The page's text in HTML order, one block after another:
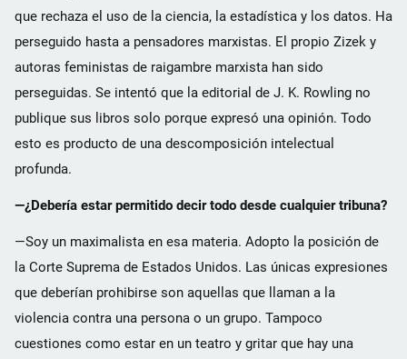
que rechaza el uso de la ciencia, la estadística y los datos. Ha
perseguido hasta a pensadores marxistas. El propio Zizek y
autoras feministas de raigambre marxista han sido
perseguidas. Se intentó que la editorial de J. K. Rowling no
publique sus libros solo porque expresó una opinión. Todo
esto es producto de una descomposición intelectual
profunda.
—¿Debería estar permitido decir todo desde cualquier tribuna?
—Soy un maximalista en esa materia. Adopto la posición de
la Corte Suprema de Estados Unidos. Las únicas expresiones
que deberían prohibirse son aquellas que llaman a la
violencia contra una persona o un grupo. Tampoco
cuestiones como estar en un teatro y gritar que hay una